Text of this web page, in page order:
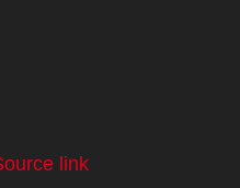
link